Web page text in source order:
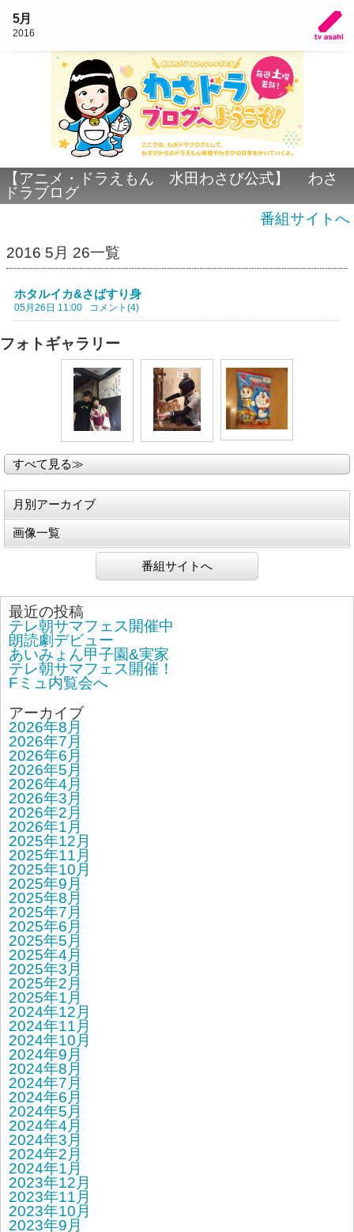
5月
2016
【アニメ・ドラえもん 水田わさび公式】 わさ
ドラブログ
番組サイトへ
2016 5月 26一覧
ホタルイカ&さばすり身
05月26日 11:00 コメント(4)
フォトギャラリー
すべて見る≫
月別アーカイブ
画像一覧
番組サイトへ
最近の投稿
テレ朝サマフェス開催中
朗読劇デビュー
あいみょん甲子園&実家
テレ朝サマフェス開催！
Fミュ内覧会へ
アーカイブ
2026年8月
2026年7月
2026年6月
2026年5月
2026年4月
2026年3月
2026年2月
2026年1月
2025年12月
2025年11月
2025年10月
2025年9月
2025年8月
2025年7月
2025年6月
2025年5月
2025年4月
2025年3月
2025年2月
2025年1月
2024年12月
2024年11月
2024年10月
2024年9月
2024年8月
2024年7月
2024年6月
2024年5月
2024年4月
2024年3月
2024年2月
2024年1月
2023年12月
2023年11月
2023年10月
2023年9月